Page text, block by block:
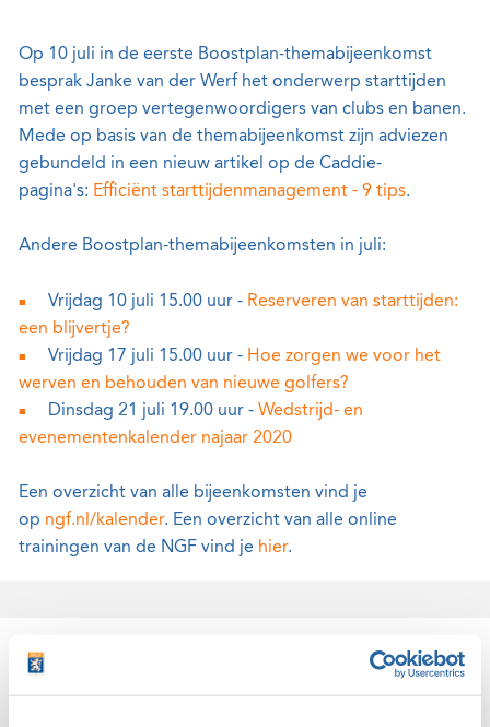
Op 10 juli in de eerste Boostplan-themabijeenkomst
besprak Janke van der Werf het onderwerp starttijden
met een groep vertegenwoordigers van clubs en banen.
Mede op basis van de themabijeenkomst zijn adviezen
gebundeld in een nieuw artikel op de Caddie-
pagina's: Efficiënt starttijdenmanagement - 9 tips.
Andere Boostplan-themabijeenkomsten in juli:
Vrijdag 10 juli 15.00 uur - Reserveren van starttijden:
een blijvertje?
Vrijdag 17 juli 15.00 uur - Hoe zorgen we voor het
werven en behouden van nieuwe golfers?
Dinsdag 21 juli 19.00 uur - Wedstrijd- en
evenementenkalender najaar 2020
Een overzicht van alle bijeenkomsten vind je
op ngf.nl/kalender. Een overzicht van alle online
trainingen van de NGF vind je hier.
Gerelateerd